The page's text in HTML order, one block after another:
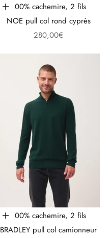
Choisir les options
100% cachemire, 2 fils
NOE pull col rond cyprès
Prix de vente
280,00€
Choisir les options
100% cachemire, 2 fils
BRADLEY pull col camionneur